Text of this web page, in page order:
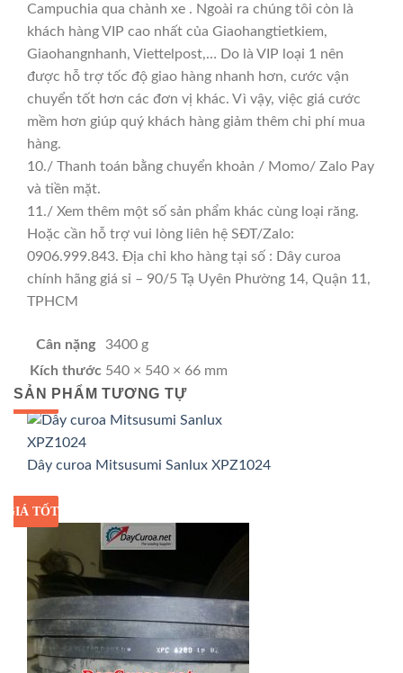
Campuchia qua chành xe . Ngoài ra chúng tôi còn là
khách hàng VIP cao nhất của Giaohangtietkiem,
Giaohangnhanh, Viettelpost,… Do là VIP loại 1 nên
được hỗ trợ tốc độ giao hàng nhanh hơn, cước vận
chuyển tốt hơn các đơn vị khác. Vì vậy, việc giá cước
mềm hơn giúp quý khách hàng giảm thêm chi phí mua
hàng.
10./ Thanh toán bằng chuyển khoản / Momo/ Zalo Pay
và tiền mặt.
11./ Xem thêm một số sản phẩm khác cùng loại răng.
Hoặc cần hỗ trợ vui lòng liên hệ SĐT/Zalo:
0906.999.843. Địa chỉ kho hàng tại số : Dây curoa
chính hãng giá sỉ – 90/5 Tạ Uyên Phường 14, Quận 11,
TPHCM
Cân nặng
3400 g
Kích thước 540 × 540 × 66 mm
SẢN PHẨM TƯƠNG TỰ
GIÁ SỈ
GIÁ TỐT
Dây curoa Mitsusumi Sanlux XPZ1024
GIÁ SỈ
GIÁ TỐT